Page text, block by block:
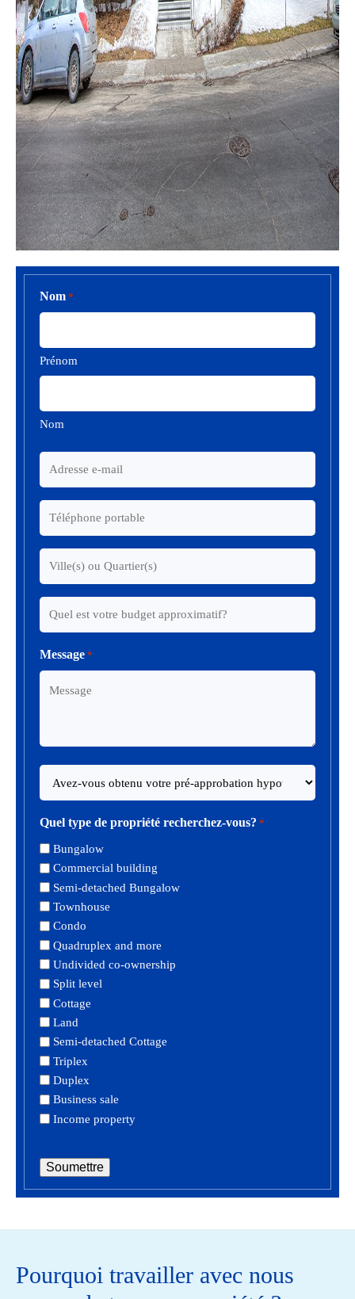
Nom *
Prénom
Nom
mail
portable
*
Quartier(s)
budget
Message *
votre
pré-
approbation
hypothécaire?
Quel type de propriété recherchez-vous? *
Bungalow
Commercial building
Semi-detached Bungalow
Townhouse
Condo
Quadruplex and more
Undivided co-ownership
Split level
Cottage
Land
Semi-detached Cottage
Triplex
Duplex
Business sale
Income property
Soumettre
Pourquoi travailler avec nous